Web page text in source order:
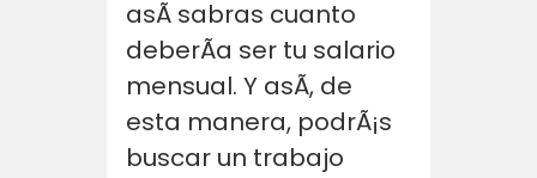
asÃ­ sabras cuanto
deberÃ­a ser tu salario
mensual. Y asÃ­, de
esta manera, podrÃ¡s
buscar un trabajo